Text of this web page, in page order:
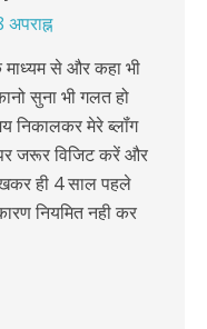
से और कहा भी
सुना भी गलत हो
न‍िकालकर मेरे ब्‍लॉंग
जरूर व‍िज‍िट करें और
ही 4 साल पहले
नियम‍ित नही कर